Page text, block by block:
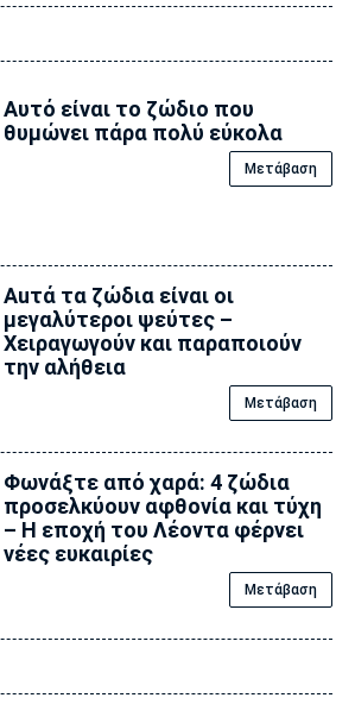
Αυτό είναι το ζώδιο που
θυμώνει πάρα πολύ εύκολα
Μετάβαση
Auτά τα ζώδια είναι οι
μεγαλύτεροι ψεύτες –
Χειραγωγούν και παραποιούν
την αλήθεια
Μετάβαση
Φωνάξτε από χαρά: 4 ζώδια
προσελκύουν αφθονία και τύχη
– Η εποχή του Λέοντα φέρνει
νέες ευκαιρίες
Μετάβαση